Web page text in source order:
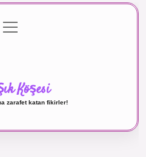
Politikası
menüyü
aç
Köşesi
zarafet katan fikirler!